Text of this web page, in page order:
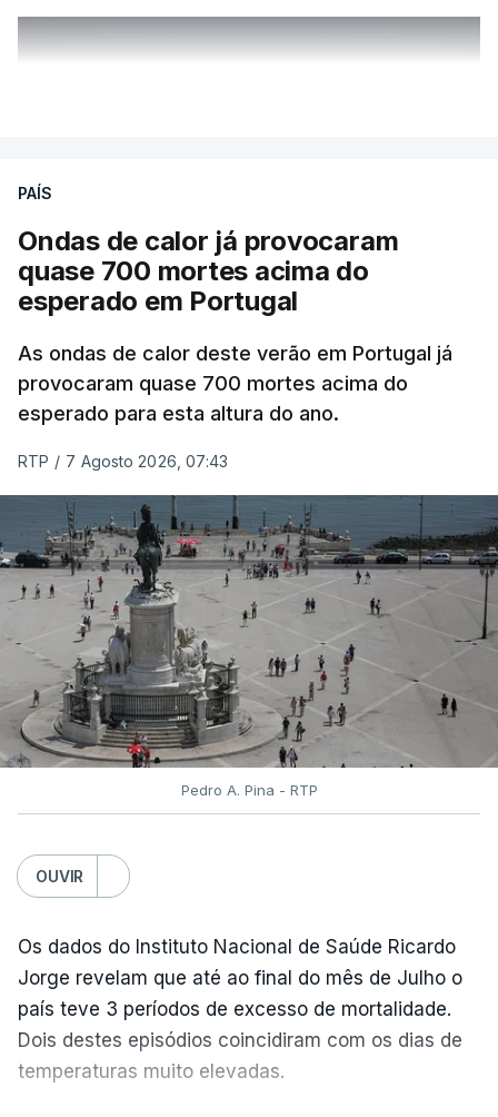
Também em Coimbra, na escola secundária de
Avelar Brotero foram afixados à hora prevista os
resultados.
devem sair durante a tarde.
A primeira fase de acesso ao ensino superior
terminou na quinta-feira. Mas o Governo decidiu
dar mais três dias aos cerca de 20 mil alunos que
pediram a revisão das provas.
PAÍS
Ondas de calor já provocaram
quase 700 mortes acima do
esperado em Portugal
As ondas de calor deste verão em Portugal já
provocaram quase 700 mortes acima do
esperado para esta altura do ano.
RTP / 7 Agosto 2026, 07:43
Pedro A. Pina - RTP
OUVIR
Os dados do Instituto Nacional de Saúde Ricardo
Jorge revelam que até ao final do mês de Julho o
país teve 3 períodos de excesso de mortalidade.
Dois destes episódios coincidiram com os dias de
temperaturas muito elevadas.